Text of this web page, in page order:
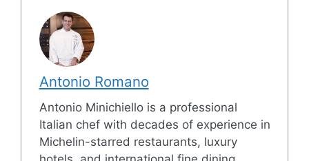
Antonio Romano
Antonio Minichiello is a professional
Italian chef with decades of experience in
Michelin-starred restaurants, luxury